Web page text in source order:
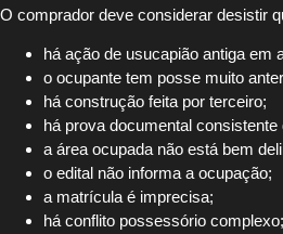
O comprador deve considerar desistir
há ação de usucapião antiga em
o ocupante tem posse muito
há construção feita por terceiro;
há prova documental consistente
a área ocupada não está bem
o edital não informa a ocupação;
a matrícula é imprecisa;
há conflito possessório complexo;